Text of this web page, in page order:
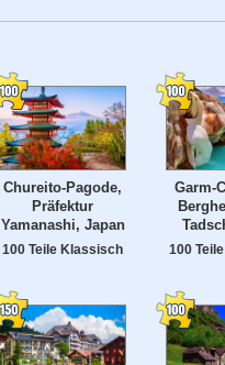
Chureito-Pagode,
Präfektur
Yamanashi, Japan
100 Teile Klassisch
Garm-
100